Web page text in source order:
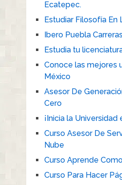
Ecatepec.
Estudiar Filosofía En
Ibero Puebla Carreras
Estudia tu
Conoce las mejores
México
Asesor De
Cero
¡Inicia la Universidad
Curso Asesor De
Nube
Curso Aprende
Curso Para Hacer